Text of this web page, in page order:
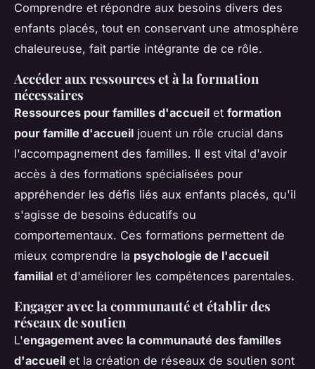
Comprendre et répondre aux besoins divers des
enfants placés, tout en conservant une atmosphère
chaleureuse, fait partie intégrante de ce rôle.
Accéder aux ressources et à la formation
nécessaires
Ressources pour familles d'accueil et formation
pour famille d'accueil jouent un rôle crucial dans
l'accompagnement des familles. Il est vital d'avoir
accès à des formations spécialisées pour
appréhender les défis liés aux enfants placés, qu'il
s'agisse de besoins éducatifs ou
comportementaux. Ces formations permettent de
mieux comprendre la psychologie de l'accueil
familial et d'améliorer les compétences parentales.
Engager avec la communauté et établir des
réseaux de soutien
L'engagement avec la communauté des familles
d'accueil et la création de réseaux de soutien sont